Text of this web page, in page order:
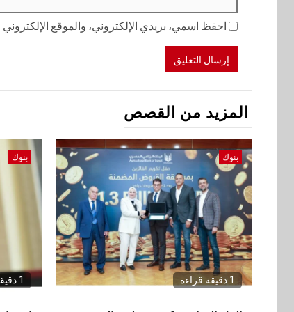
احفظ اسمي، بريدي الإلكتروني، والموقع
المزيد من القصص
بنوك
1 دقيقة قراءة
بنوك
1 دقيقة قراءة